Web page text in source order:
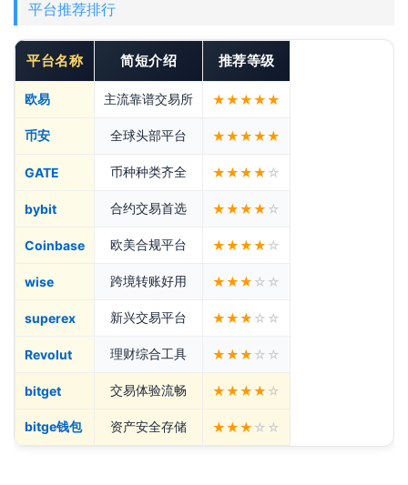
平台推荐排行
平台名称 简短介绍 推荐等级
欧易 主流靠谱交易所 ★★★★★
币安 全球头部平台 ★★★★★
GATE 币种种类齐全 ★★★★ ☆
bybit 合约交易首选 ★★★★ ☆
Coinbase 欧美合规平台 ★★★★ ☆
wise 跨境转账好用 ★★★ ☆☆
superex 新兴交易平台 ★★★ ☆☆
Revolut 理财综合工具 ★★★ ☆☆
bitget 交易体验流畅 ★★★★ ☆
bitge钱包 资产安全存储 ★★★ ☆☆